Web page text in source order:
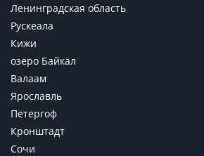
Ленинградская область
Рускеала
Кижи
озеро Байкал
Валаам
Ярославль
Петергоф
Кронштадт
Сочи